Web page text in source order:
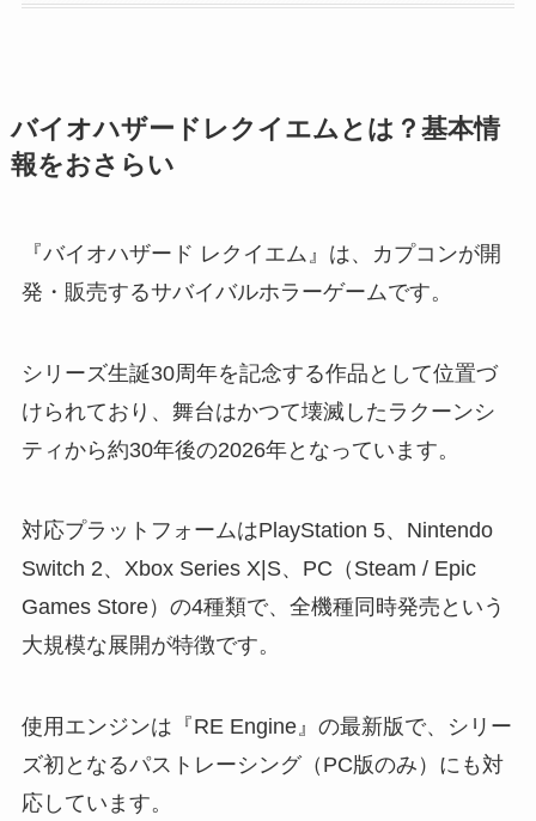
バイオハザードレクイエムとは？基本情
報をおさらい
『バイオハザード レクイエム』は、カプコンが開
発・販売するサバイバルホラーゲームです。
シリーズ生誕30周年を記念する作品として位置づ
けられており、舞台はかつて壊滅したラクーンシ
ティから約30年後の2026年となっています。
対応プラットフォームはPlayStation 5、Nintendo
Switch 2、Xbox Series X|S、PC（Steam / Epic
Games Store）の4種類で、全機種同時発売という
大規模な展開が特徴です。
使用エンジンは『RE Engine』の最新版で、シリー
ズ初となるパストレーシング（PC版のみ）にも対
応しています。